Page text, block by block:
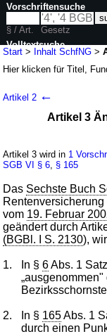
Start > Inhalt SchfNG >
Hier klicken fürTitel,
G. v. 26.11.2008BGBl. I
BGBl.
6 Änderungen |
wird in 28 Vorschriften
Artikel 2 ←
Artikel 3
Artikel 3 wird in 1
SGB VI § 6 § 165
Das Sechste Buch
vom 19. Februar
geändert durch
(BGBl. I S. 2130),
1. In §6Abs. 1
2. In § 165Abs. 1
durch einen
Vorschriftensuche
§ / Art.
Gesetz
Volltextsuche
nur in SchfNG